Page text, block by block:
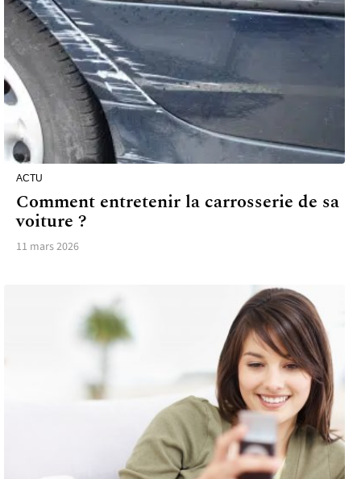
ACTU
Comment entretenir la carrosserie de sa
voiture ?
11 mars 2026